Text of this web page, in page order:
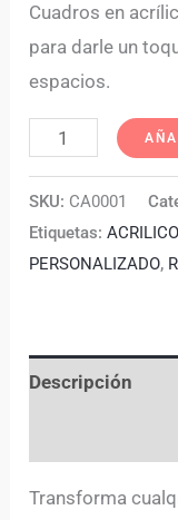
Cuadros en
para darle un
espacios.
SKU: CA0001
Etiquetas:ACRILICO
PERSONALIZADO,
Descripción
Transforma